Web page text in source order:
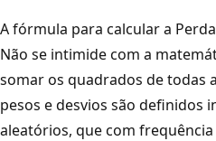
A fórmula para calcular a
Não se intimide com a
somar os quadrados de todas
pesos e desvios são definidos
aleatórios, que com